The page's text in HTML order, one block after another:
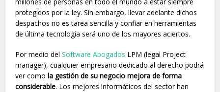
protegidos por la ley. Sin embargo, llevar adelante dichos
despachos no es tarea sencilla y confiar en herramientas
de última tecnología será uno de los mayores aciertos.
Por medio delSoftware Abogados LPM (legal Project
manager), cualquier empresario dedicado al derecho podrá
ver comola gestión de su negocio mejora de forma
considerable. Los mejores informáticos del sector han